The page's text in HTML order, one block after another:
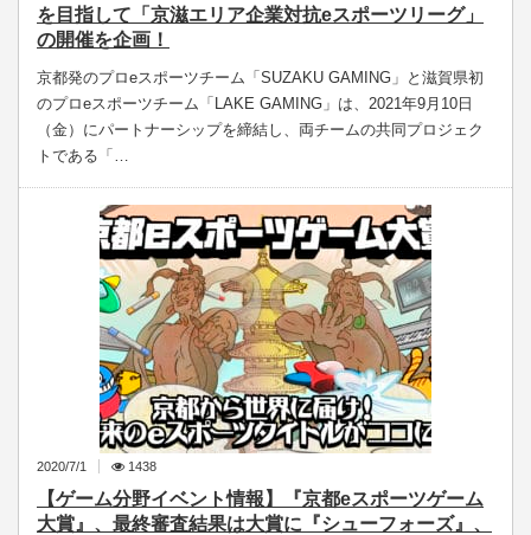
を目指して「京滋エリア企業対抗eスポーツリーグ」
の開催を企画！
京都発のプロeスポーツチーム「SUZAKU GAMING」と滋賀県初
のプロeスポーツチーム「LAKE GAMING」は、2021年9月10日
（金）にパートナーシップを締結し、両チームの共同プロジェク
トである「…
2020/7/1 1438
【ゲーム分野イベント情報】『京都eスポーツゲーム
大賞』、最終審査結果は大賞に『シューフォーズ』、